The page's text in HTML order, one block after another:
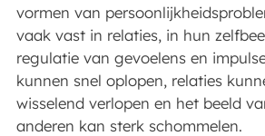
vormen van
vaak vast in relaties, in hun
regulatie van gevoelens en
kunnen snel oplopen, relaties
wisselend verlopen en het beeld
anderen kan sterk schommelen.